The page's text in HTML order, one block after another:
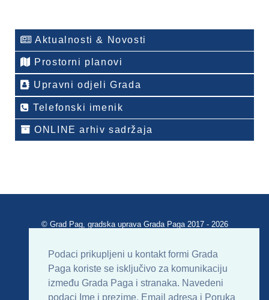
Podaci prikupljeni u kontakt formi Grada
Paga koriste se isključivo za komunikaciju
između Grada Paga i stranaka. Navedeni
podaci Ime i prezime, Email adresa i Poruka
Aktualnosti & Novosti
Prostorni planovi
Upravni odjeli Grada
Telefonski imenik
ONLINE arhiv sadržaja
© Grad Pag, gradska uprava Grada Paga 2017 - 2026
Uvjeti korištenja Impressum
Kontakt